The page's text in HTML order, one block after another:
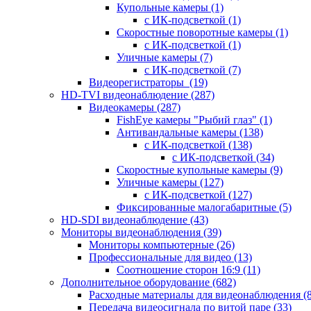
Купольные камеры (1)
с ИК-подсветкой (1)
Скоростные поворотные камеры (1)
с ИК-подсветкой (1)
Уличные камеры (7)
с ИК-подсветкой (7)
Видеорегистраторы (19)
HD-TVI видеонаблюдение (287)
Видеокамеры (287)
FishEye камеры "Рыбий глаз" (1)
Антивандальные камеры (138)
с ИК-подсветкой (138)
с ИК-подсветкой (34)
Скоростные купольные камеры (9)
Уличные камеры (127)
с ИК-подсветкой (127)
Фиксированные малогабаритные (5)
HD-SDI видеонаблюдение (43)
Мониторы видеонаблюдения (39)
Мониторы компьютерные (26)
Профессиональные для видео (13)
Соотношение сторон 16:9 (11)
Дополнительное оборудование (682)
Расходные материалы для видеонаблюдения
Передача видеосигнала по витой паре (33)